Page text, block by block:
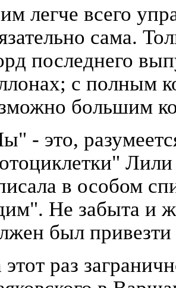
легче всего
сама.
последнего
с полным
большим
- это,
в особом
Не забыта и
был
раз